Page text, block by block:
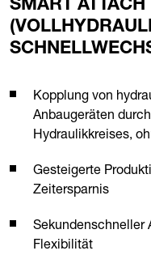
SMART ATTACH
Kopplung von
Anbaugeräten
Hydraulikkreises,
Gesteigerte
Zeitersparnis
Sekundenschneller
Flexibilität